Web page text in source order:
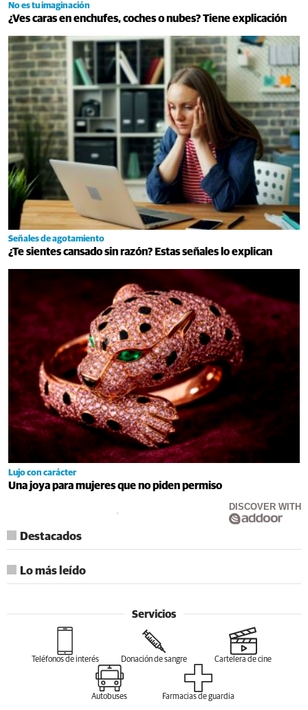
No es tu imaginación
¿Ves caras en enchufes, coches o nubes? Tiene explicación
Señales de agotamiento
¿Te sientes cansado sin razón? Estas señales lo explican
Lujo con carácter
Una joya para mujeres que no piden permiso
DISCOVER WITH
Destacados
Lo más leído
Servicios
Teléfonos de interés Donación de sangre Cartelera de cine
Autobuses Farmacias de guardia